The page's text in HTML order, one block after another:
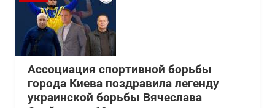
Ассоциация спортивной борьбы
города Киева поздравила легенду
украинской борьбы Вячеслава